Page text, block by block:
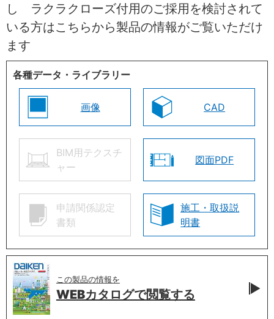
し ラクラクローズ付用のご採用を検討されて
いる方はこちらから製品の情報がご覧いただけ
ます
各種データ・ライブラリー
画像 CAD
BIM用テクスチ
ャー
図面PDF
申請関係認定
書類
施工・取扱説
明書
この製品の情報を
WEBカタログで閲覧する